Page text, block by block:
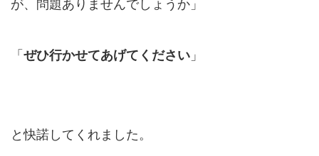
が、問題ありませんでしょうか」
「 ぜひ行かせてあげてください 」
と快諾してくれました。